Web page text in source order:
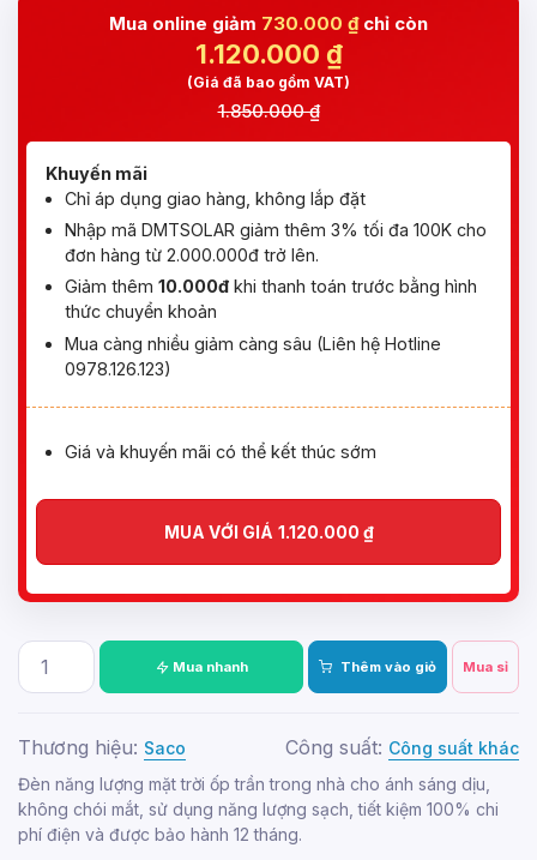
Mua online giảm 730.000 ₫chỉ còn
1.120.000 ₫
(Giá đã bao gồm VAT)
1.850.000 ₫
Khuyến mãi
Chỉ áp dụng giao hàng, không lắp đặt
Nhập mã DMTSOLAR giảm thêm 3% tối đa 100K cho
đơn hàng từ 2.000.000đ trở lên.
Giảm thêm 10.000đ khi thanh toán trước bằng hình
thức chuyển khoản
Mua càng nhiều giảm càng sâu (Liên hệ Hotline
0978.126.123)
Giá và khuyến mãi có thể kết thúc sớm
MUA VỚI GIÁ 1.120.000 ₫
Mua nhanh Thêm vào giỏ Mua sỉ
Thương hiệu: Saco Công suất: Công suất khác
Đèn năng lượng mặt trời ốp trần trong nhà cho ánh sáng dịu,
không chói mắt, sử dụng năng lượng sạch, tiết kiệm 100% chi
phí điện và được bảo hành 12 tháng.